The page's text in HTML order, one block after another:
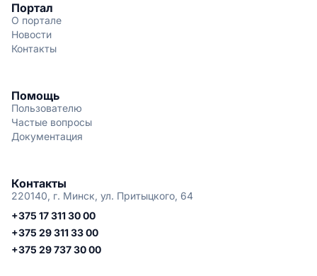
Портал
О портале
Новости
Контакты
Помощь
Пользователю
Частые вопросы
Документация
Контакты
220140, г. Минск, ул. Притыцкого, 64
+375 17 311 30 00
+375 29 311 33 00
+375 29 737 30 00